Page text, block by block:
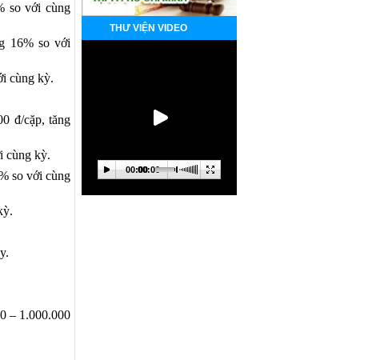
so với cùng
16% so với
cùng kỳ.
đ/cặp, tăng
cùng kỳ.
so với cùng
– 1.000.000
THƯ VIỆN VIDEO
00:0000:00